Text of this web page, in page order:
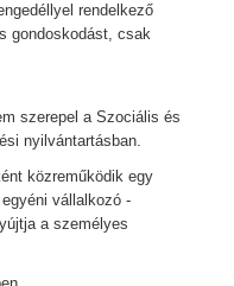
rendelkező
gondoskodást, csak
szerepel a Szociális és
nyilvántartásban.
közreműködik egy
vállalkozó -
a személyes